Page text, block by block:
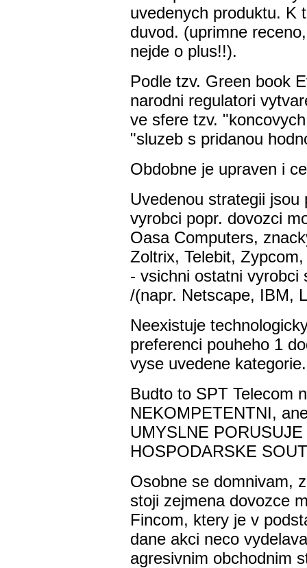
uvedenych produktu. K
duvod. (uprimne
nejde o plus!!).
Podle tzv. Green book
narodni regulatori
ve sfere tzv.
"sluzeb s pridanou
Obdobne je upraven i
Uvedenou strategii
vyrobci popr. dovozci
Oasa Computers,
Zoltrix, Telebit,
- vsichni ostatni vyrobci
/(napr. Netscape, IBM,
Neexistuje
preferenci pouheho 1
vyse uvedene kategorie.
Budto to SPT Telecom
NEKOMPETENTNI,
UMYSLNE
HOSPODARSKE
Osobne se domnivam,
stoji zejmena dovozce
Fincom, ktery je v
dane akci neco
agresivnim obchodnim